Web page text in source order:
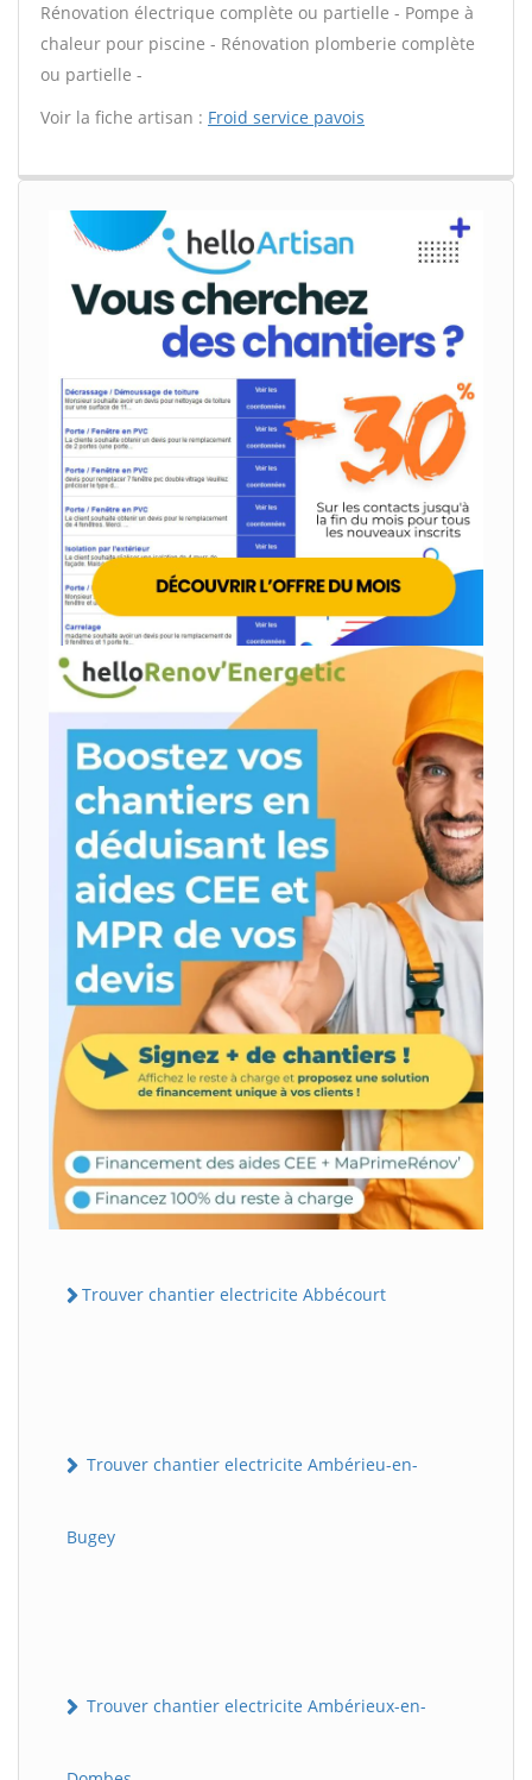
Rénovation électrique complète ou partielle - Pompe à
chaleur pour piscine - Rénovation plomberie complète
ou partielle -
Voir la fiche artisan : Froid service pavois
Trouver chantier electricite Abbécourt
Trouver chantier electricite Ambérieu-en-
Bugey
Trouver chantier electricite Ambérieux-en-